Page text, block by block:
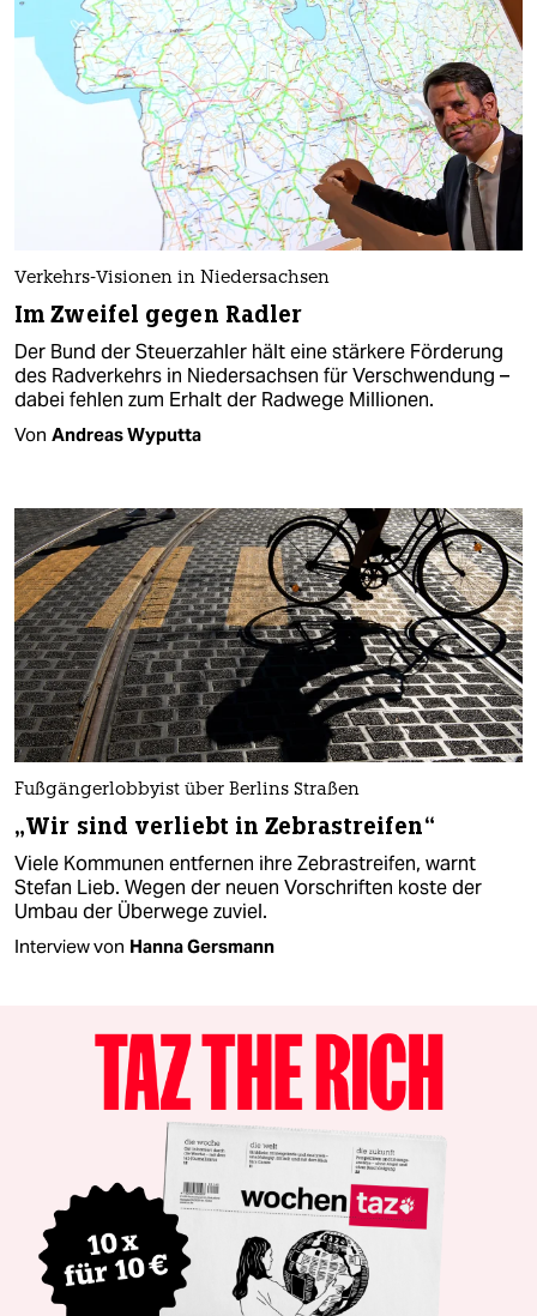
Verkehrs-Visionen in Niedersachsen
Im Zweifel gegen Radler
Der Bund der Steuerzahler hält eine stärkere Förderung
des Radverkehrs in Niedersachsen für Verschwendung –
dabei fehlen zum Erhalt der Radwege Millionen.
Von Andreas Wyputta
Fußgängerlobbyist über Berlins Straßen
„Wir sind verliebt in Zebrastreifen“
Viele Kommunen entfernen ihre Zebrastreifen, warnt
Stefan Lieb. Wegen der neuen Vorschriften koste der
Umbau der Überwege zuviel.
Interview von Hanna Gersmann